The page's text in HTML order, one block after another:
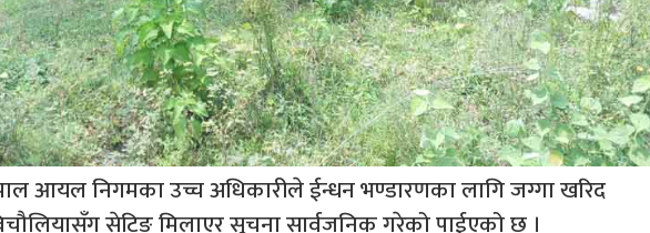
आयल निगमका उच्च अधिकारीले ईन्धन भण्डारणका लागि जग्गा खरिद
सेटिङ मिलाएर सूचना सार्वजनिक गरेको पाईएको छ ।